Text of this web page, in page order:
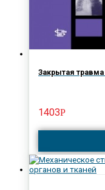
Закрытая
1403Р